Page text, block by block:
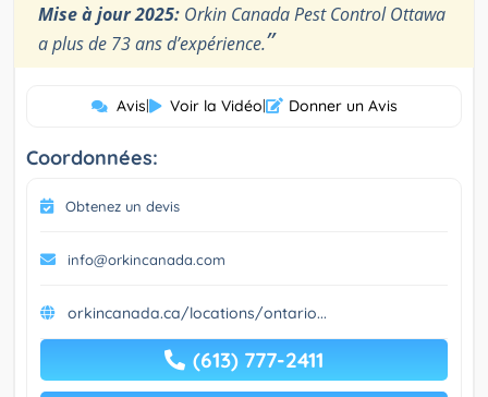
Mise à jour 2025: Orkin Canada Pest Control Ottawa
a plus de 73 ans d’expérience.”
Avis| Voir la Vidéo| Donner un Avis
Coordonnées:
Obtenez un devis
info@orkincanada.com
orkincanada.ca/locations/ontario...
(613) 777-2411